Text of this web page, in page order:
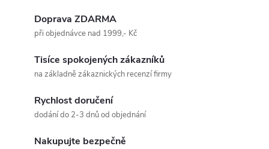
Doprava ZDARMA
při objednávce nad 1999,- Kč
Tisíce spokojených zákazníků
na základně zákaznických recenzí firmy
Rychlost doručení
dodání do 2-3 dnů od objednání
Nakupujte bezpečně